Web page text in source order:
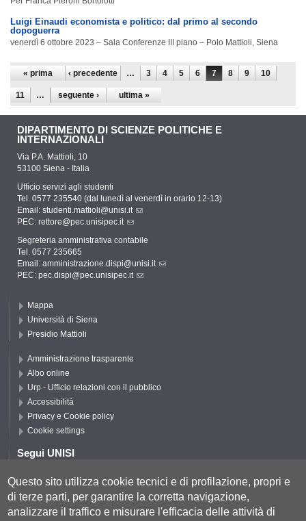
Luigi Einaudi economista e politico: dal primo al secondo
dopoguerra
venerdì 6 ottobre 2023 – Sala Conferenze III piano – Polo Mattioli, Siena
Pagine
« prima ‹ precedente … 3 4 5 6 7 8 9 10
11 … seguente › ultima »
DIPARTIMENTO DI SCIENZE POLITICHE E
INTERNAZIONALI
Via P.A. Mattioli, 10
53100 Siena - Italia
Ufficio servizi agli studenti
Tel. 0577 235540 (dal lunedì al venerdì in orario 12-13)
Email: studenti.mattioli@unisi.it
PEC: rettore@pec.unisipec.it
Segreteria amministrativa contabile
Tel. 0577 235665
Email: amministrazione.dispi@unisi.it
PEC: pec.dispi@pec.unisipec.it
Mappa
Università di Siena
Presidio Mattioli
Amministrazione trasparente
Albo online
Urp - Ufficio relazioni con il pubblico
Accessibilità
Privacy e Cookie policy
Cookie settings
Segui UNISI
Segui DISPI
Questo sito utilizza cookie tecnici e di profilazione, propri e
di terze parti, per garantire la corretta navigazione,
analizzare il traffico e misurare l'efficacia delle attività di